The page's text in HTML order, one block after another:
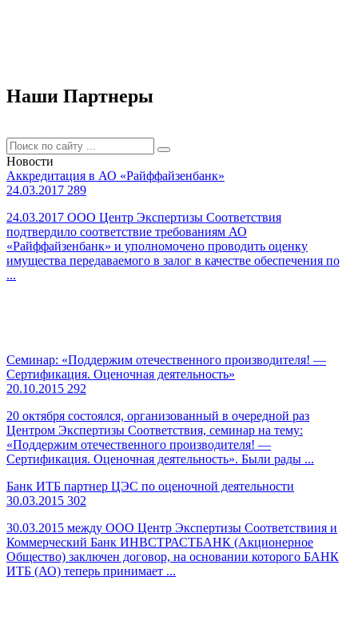
Наши Партнеры
Новости
Аккредитация в АО «Райффайзенбанк»
24.03.2017 289
24.03.2017 ООО Центр Экспертизы Соответствия
подтвердило соответствие требованиям АО
«Райффайзенбанк» и уполномочено проводить оценку
имущества передаваемого в залог в качестве обеспечения по
...
Семинар: «Поддержим отечественного производителя! —
Сертификация. Оценочная деятельность»
20.10.2015 292
20 октября состоялся, организованный в очередной раз
Центром Экспертизы Соответствия, семинар на тему:
«Поддержим отечественного производителя! —
Сертификация. Оценочная деятельность». Были рады ...
Банк ИТБ партнер ЦЭС по оценочной деятельности
30.03.2015 302
30.03.2015 между ООО Центр Экспертизы Соответствиия и
Коммерческий Банк ИНВСТРАСТБАНК (Акционерное
Общество) заключен договор, на основании которого БАНК
ИТБ (АО) теперь принимает ...